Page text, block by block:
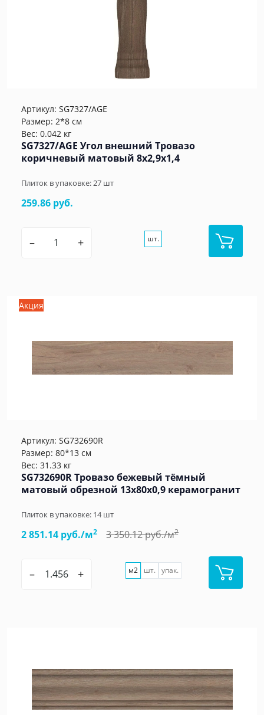
Артикул: SG7327/AGE
Размер: 2*8 см
Вес: 0.042 кг
SG7327/AGE Угол внешний Тровазо
коричневый матовый 8x2,9x1,4
Плиток в упаковке:27 шт
259.86 руб.
– + шт.
Акция
Артикул: SG732690R
Размер: 80*13 см
Вес: 31.33 кг
SG732690R Тровазо бежевый тёмный
матовый обрезной 13x80x0,9 керамогранит
Плиток в упаковке: 14шт
2 851.14 руб./м2 3 350.12 руб./м2
– + м2 шт. упак.